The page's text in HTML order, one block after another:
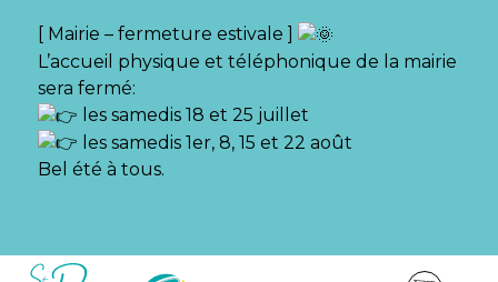
[ Mairie – fermeture estivale ]
L’accueil physique et téléphonique de la mairie
sera fermé:
les samedis 18 et 25 juillet
les samedis 1er, 8, 15 et 22 août
Bel été à tous.
Aller
Aller
Aller